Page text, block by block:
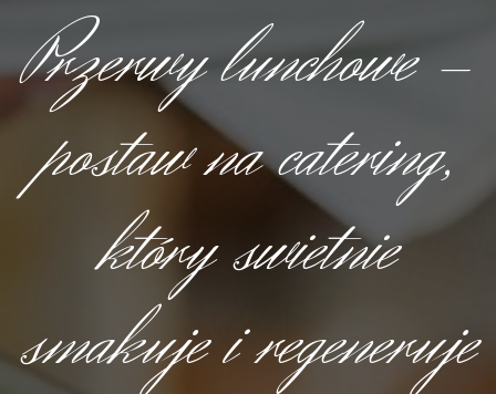
Przerwy lunchowe -
postaw na catering,
który swietnie
smakuje i regeneruje